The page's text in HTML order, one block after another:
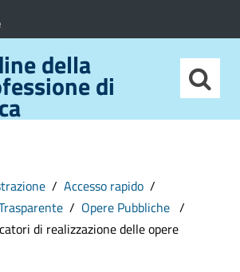
della
di
Accesso rapido
Opere Pubbliche
di realizzazione delle opere